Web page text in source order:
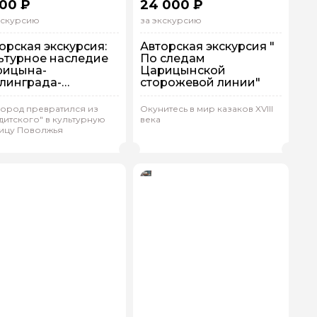
₽
экскурсия:
наследие
превратился из
в культурную
Поволжья
579
24 000 ₽
за экскурсию
Авторская экскурсия "
По следам
Царицынской
сторожевой линии"
Окунитесь в мир казаков XVIII
века
Индивидуальная
На автобусе